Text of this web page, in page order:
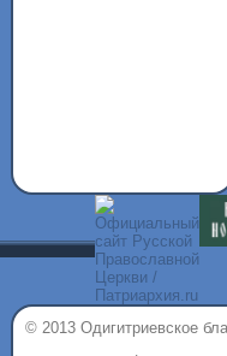
© 2013 Одигитриевское